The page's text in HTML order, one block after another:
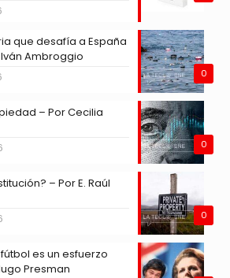
0
que desafía a España
Ambroggio
0
– Por Cecilia
0
– Por E. Raúl
es un esfuerzo
Presman